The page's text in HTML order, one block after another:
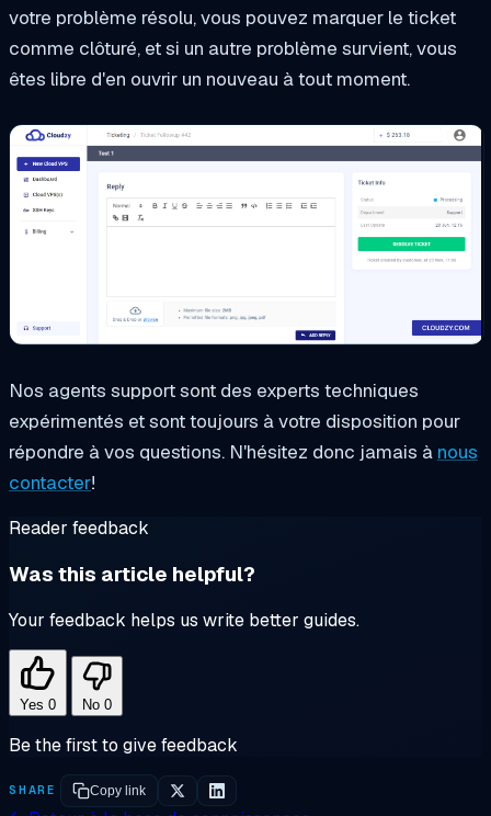
votre problème résolu, vous pouvez marquer le ticket
comme clôturé, et si un autre problème survient, vous
êtes libre d'en ouvrir un nouveau à tout moment.
Nos agents support sont des experts techniques
expérimentés et sont toujours à votre disposition pour
répondre à vos questions. N'hésitez donc jamais à nous
contacter!
Reader feedback
Was this article helpful?
Your feedback helps us write better guides.
Yes 0 No 0
Be the first to give feedback
SHARE Copy link